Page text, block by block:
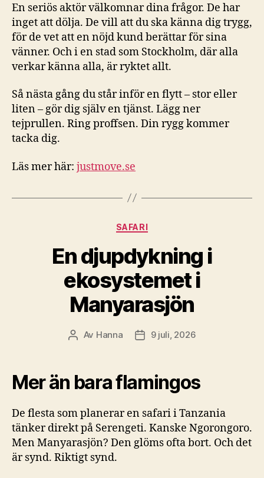
En seriös aktör välkomnar dina frågor. De har
inget att dölja. De vill att du ska känna dig trygg,
för de vet att en nöjd kund berättar för sina
vänner. Och i en stad som Stockholm, där alla
verkar känna alla, är ryktet allt.
Så nästa gång du står inför en flytt – stor eller
liten – gör dig själv en tjänst. Lägg ner
tejprullen. Ring proffsen. Din rygg kommer
tacka dig.
Läs mer här: justmove.se
Kategorier
SAFARI
En djupdykning i
ekosystemet i
Manyarasjön
Inläggsförfattare
Av Hanna Inläggsdatum
9 juli, 2026
Mer än bara flamingos
De flesta som planerar en safari i Tanzania
tänker direkt på Serengeti. Kanske Ngorongoro.
Men Manyarasjön? Den glöms ofta bort. Och det
är synd. Riktigt synd.